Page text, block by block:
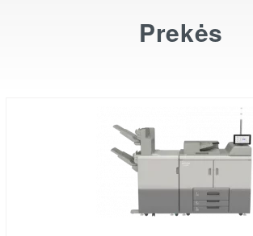
Prekės